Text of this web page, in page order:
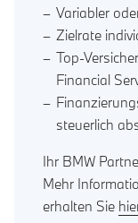
Variabler
Zielrate
Top-
Financial
steuerlich
Ihr BMW
Mehr
erhalten Sie